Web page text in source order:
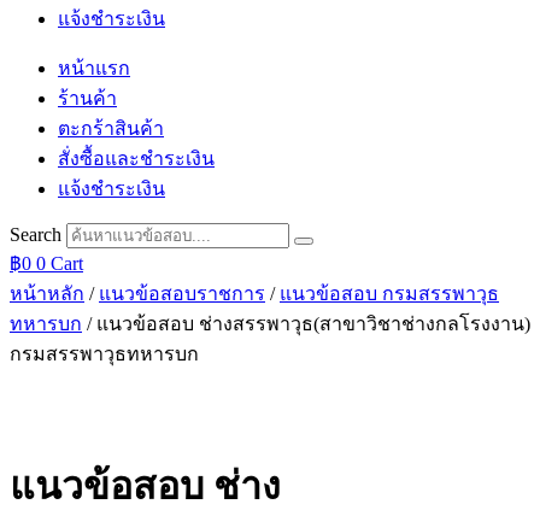
แจ้งชำระเงิน
หน้าแรก
ร้านค้า
ตะกร้าสินค้า
สั่งซื้อและชำระเงิน
แจ้งชำระเงิน
Search
฿0 0 Cart
หน้าหลัก / แนวข้อสอบราชการ / แนวข้อสอบ กรมสรรพาวุธ
ทหารบก / แนวข้อสอบ ช่างสรรพาวุธ(สาขาวิชาช่างกลโรงงาน)
กรมสรรพาวุธทหารบก
แนวข้อสอบ ช่าง